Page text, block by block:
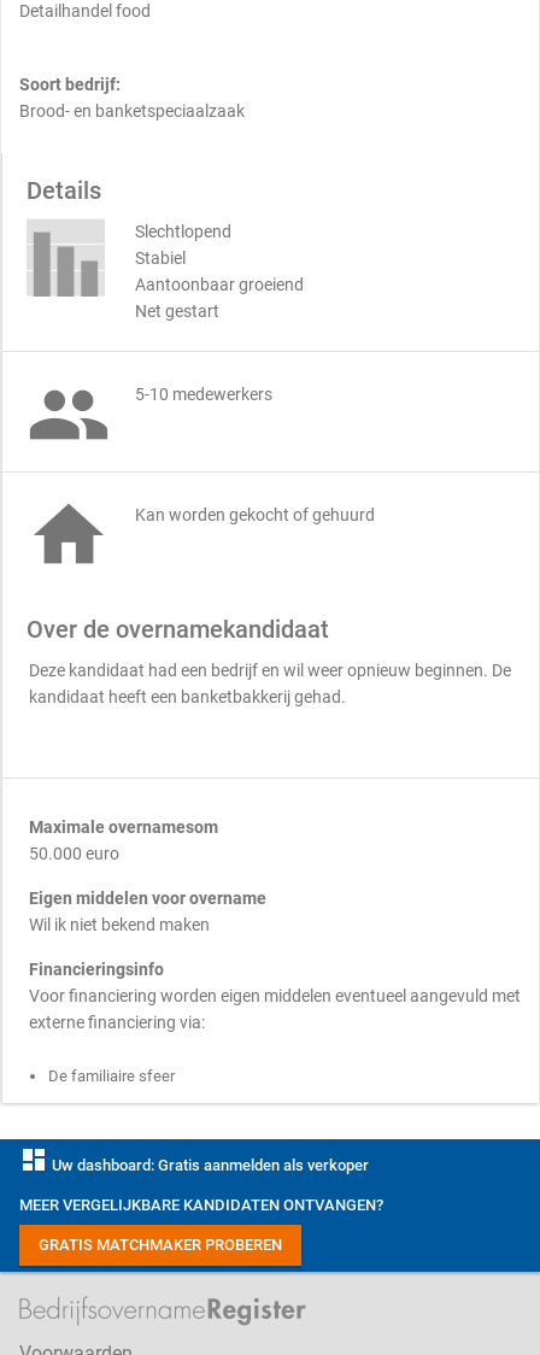
Detailhandel food
Soort bedrijf:
Brood- en banketspeciaalzaak
Details
Slechtlopend
Stabiel
Aantoonbaar groeiend
Net gestart
 5-10 medewerkers
 Kan worden gekocht of gehuurd
Over de overnamekandidaat
Deze kandidaat had een bedrijf en wil weer opnieuw beginnen. De
kandidaat heeft een banketbakkerij gehad.
Maximale overnamesom
50.000 euro
Eigen middelen voor overname
Wil ik niet bekend maken
Financieringsinfo
Voor financiering worden eigen middelen eventueel aangevuld met
externe financiering via:
De familiaire sfeer
dashboard Uw dashboard: Gratis aanmelden als verkoper
MEER VERGELIJKBARE KANDIDATEN ONTVANGEN?
GRATIS MATCHMAKER PROBEREN